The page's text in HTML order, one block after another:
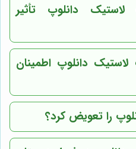
دانلوپ تأثیر
دانلوپ اطمینان
را تعویض کرد؟